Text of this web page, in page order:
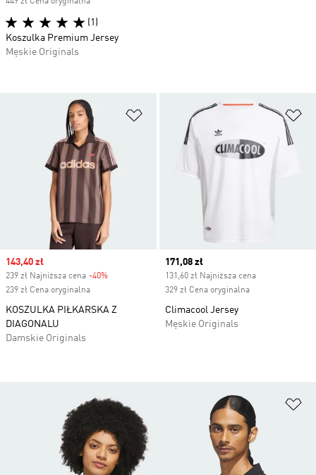
Dodaj do listy życzeń
Sale price
143,40 zł
239 zł Najniższa cena -40%
239 zł Cena oryginalna
KOSZULKA PIŁKARSKA Z
DIAGONALU
Damskie Originals
Current price
171,08 zł
131,60 zł Najniższa cena
329 zł Cena oryginalna
Climacool Jersey
Męskie Originals
(1)
Koszulka Premium Jersey
Męskie Originals